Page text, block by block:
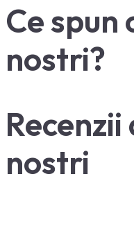
Ce spun
nostri?
nostri